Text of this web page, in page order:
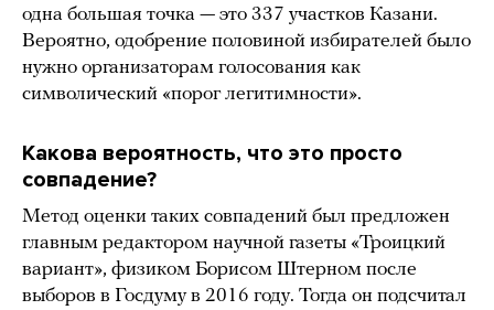
одна большая точка — это 337 участков Казани.
Вероятно, одобрение половиной избирателей было
нужно организаторам голосования как
символический «порог легитимности».
Какова вероятность, что это просто
совпадение?
Метод оценки таких совпадений был предложен
главным редактором научной газеты «Троицкий
вариант», физиком Борисом Штерном после
выборов в Госдуму в 2016 году. Тогда он подсчитал